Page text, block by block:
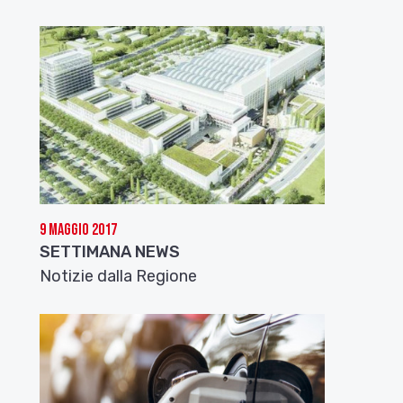
9 Maggio 2017
SETTIMANA NEWS
Notizie dalla Regione